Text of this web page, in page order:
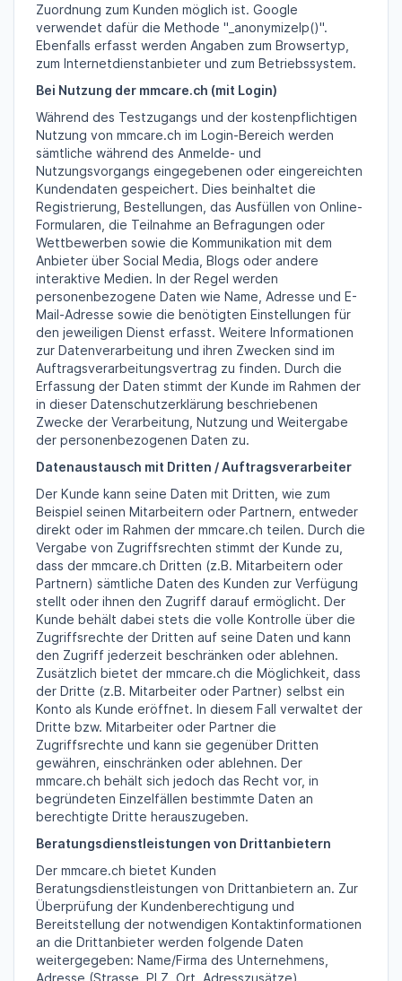
Zuordnung zum Kunden möglich ist. Google
verwendet dafür die Methode "_anonymizeIp()".
Ebenfalls erfasst werden Angaben zum Browsertyp,
zum Internetdienstanbieter und zum Betriebssystem.
Bei Nutzung der mmcare.ch (mit Login)
Während des Testzugangs und der kostenpflichtigen
Nutzung von mmcare.ch im Login-Bereich werden
sämtliche während des Anmelde- und
Nutzungsvorgangs eingegebenen oder eingereichten
Kundendaten gespeichert. Dies beinhaltet die
Registrierung, Bestellungen, das Ausfüllen von Online-
Formularen, die Teilnahme an Befragungen oder
Wettbewerben sowie die Kommunikation mit dem
Anbieter über Social Media, Blogs oder andere
interaktive Medien. In der Regel werden
personenbezogene Daten wie Name, Adresse und E-
Mail-Adresse sowie die benötigten Einstellungen für
den jeweiligen Dienst erfasst. Weitere Informationen
zur Datenverarbeitung und ihren Zwecken sind im
Auftragsverarbeitungsvertrag zu finden. Durch die
Erfassung der Daten stimmt der Kunde im Rahmen der
in dieser Datenschutzerklärung beschriebenen
Zwecke der Verarbeitung, Nutzung und Weitergabe
der personenbezogenen Daten zu.
Datenaustausch mit Dritten / Auftragsverarbeiter
Der Kunde kann seine Daten mit Dritten, wie zum
Beispiel seinen Mitarbeitern oder Partnern, entweder
direkt oder im Rahmen der mmcare.ch teilen. Durch die
Vergabe von Zugriffsrechten stimmt der Kunde zu,
dass der mmcare.ch Dritten (z.B. Mitarbeitern oder
Partnern) sämtliche Daten des Kunden zur Verfügung
stellt oder ihnen den Zugriff darauf ermöglicht. Der
Kunde behält dabei stets die volle Kontrolle über die
Zugriffsrechte der Dritten auf seine Daten und kann
den Zugriff jederzeit beschränken oder ablehnen.
Zusätzlich bietet der mmcare.ch die Möglichkeit, dass
der Dritte (z.B. Mitarbeiter oder Partner) selbst ein
Konto als Kunde eröffnet. In diesem Fall verwaltet der
Dritte bzw. Mitarbeiter oder Partner die
Zugriffsrechte und kann sie gegenüber Dritten
gewähren, einschränken oder ablehnen. Der
mmcare.ch behält sich jedoch das Recht vor, in
begründeten Einzelfällen bestimmte Daten an
berechtigte Dritte herauszugeben.
Beratungsdienstleistungen von Drittanbietern
Der mmcare.ch bietet Kunden
Beratungsdienstleistungen von Drittanbietern an. Zur
Überprüfung der Kundenberechtigung und
Bereitstellung der notwendigen Kontaktinformationen
an die Drittanbieter werden folgende Daten
weitergegeben: Name/Firma des Unternehmens,
Adresse (Strasse, PLZ, Ort, Adresszusätze),